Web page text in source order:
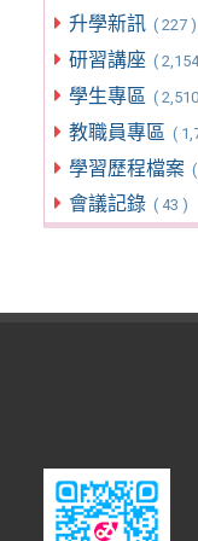
升學新訊 ( 227 )
研習講座 (
學生專區 (
教職員專區 (
學習歷程檔案
會議記錄 ( 43 )